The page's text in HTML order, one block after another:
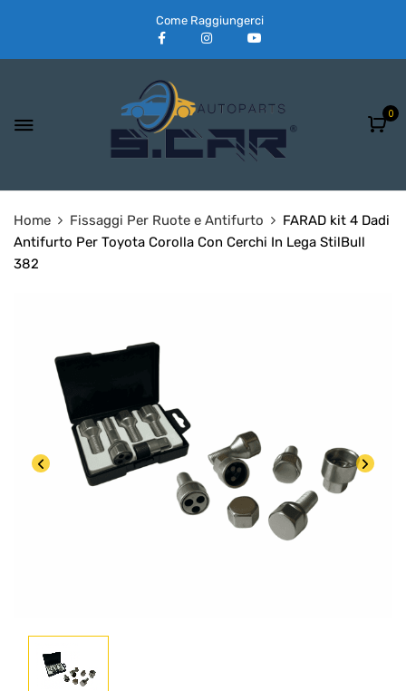
Come Raggiungerci
0
Home Fissaggi Per Ruote e Antifurto
FARAD kit 4 Dadi
Antifurto Per Toyota Corolla Con Cerchi In Lega StilBull
382